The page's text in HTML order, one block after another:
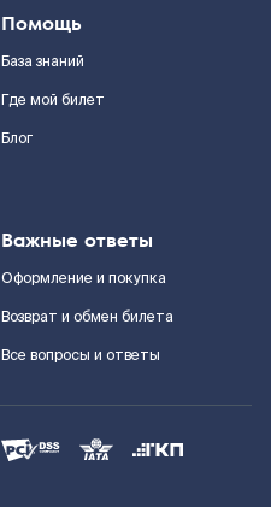
Помощь
База знаний
Где мой билет
Блог
Важные ответы
Оформление и покупка
Возврат и обмен билета
Все вопросы и ответы